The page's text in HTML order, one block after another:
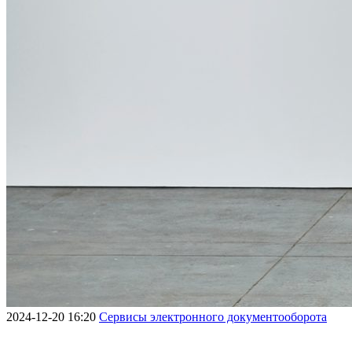
2024-12-20 16:20 Сервисы электронного документооборота